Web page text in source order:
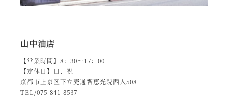
山中油店
【営業時間】8：30～17：00
【定休日】日、祝
京都市上京区下立売通智恵光院西入508
TEL/075-841-8537